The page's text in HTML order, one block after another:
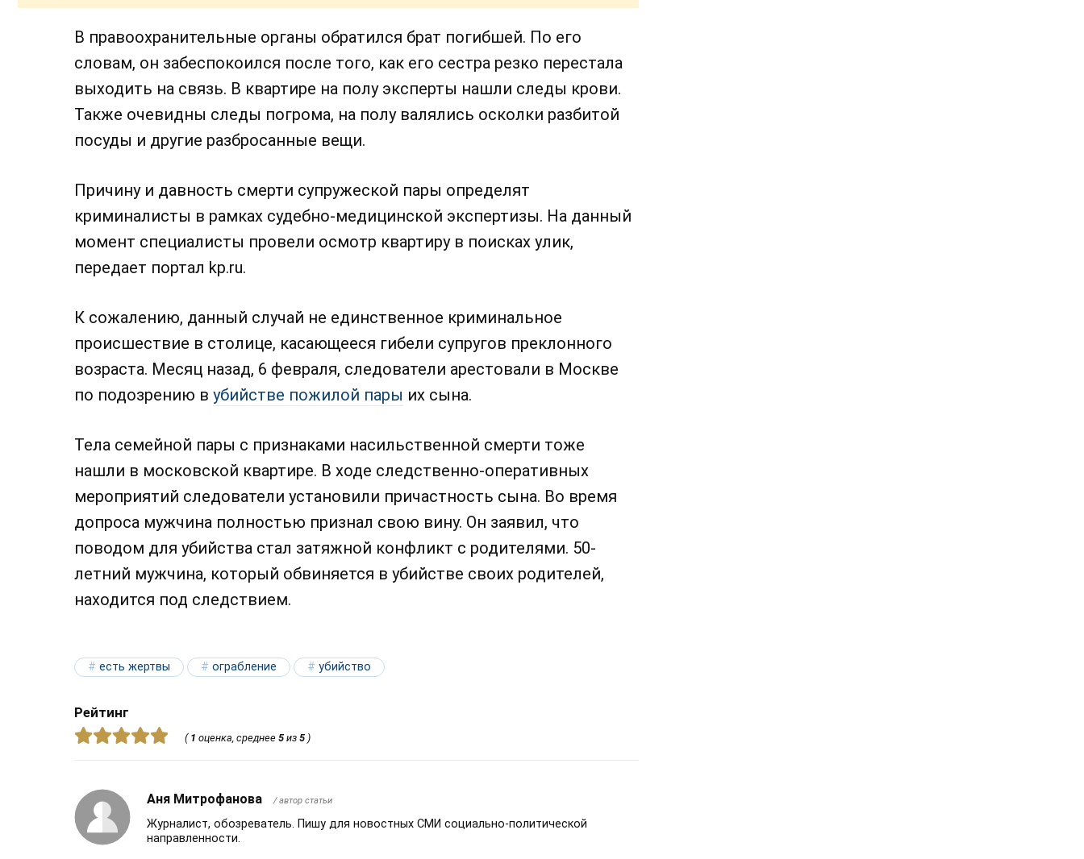
В правоохранительные органы обратился брат погибшей. По его
словам, он забеспокоился после того, как его сестра резко перестала
выходить на связь. В квартире на полу эксперты нашли следы крови.
Также очевидны следы погрома, на полу валялись осколки разбитой
посуды и другие разбросанные вещи.
Причину и давность смерти супружеской пары определят
криминалисты в рамках судебно-медицинской экспертизы. На данный
момент специалисты провели осмотр квартиру в поисках улик,
передает портал kp.ru.
К сожалению, данный случай не единственное криминальное
происшествие в столице, касающееся гибели супругов преклонного
возраста. Месяц назад, 6 февраля, следователи арестовали в Москве
по подозрению в убийстве пожилой пары их сына.
Тела семейной пары с признаками насильственной смерти тоже
нашли в московской квартире. В ходе следственно-оперативных
мероприятий следователи установили причастность сына. Во время
допроса мужчина полностью признал свою вину. Он заявил, что
поводом для убийства стал затяжной конфликт с родителями. 50-
летний мужчина, который обвиняется в убийстве своих родителей,
находится под следствием.
есть жертвы ограбление убийство
Рейтинг
( 1 оценка, среднее 5из 5)
Аня Митрофанова / автор статьи
Журналист, обозреватель. Пишу для новостных СМИ социально-политической
направленности.